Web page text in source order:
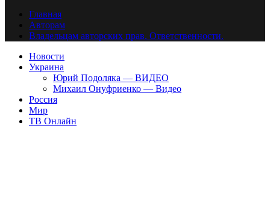
Главная
Авторам
Владельцам авторских прав. Ответственности.
Новости
Украина
Юрий Подоляка — ВИДЕО
Михаил Онуфриенко — Видео
Россия
Мир
ТВ Онлайн